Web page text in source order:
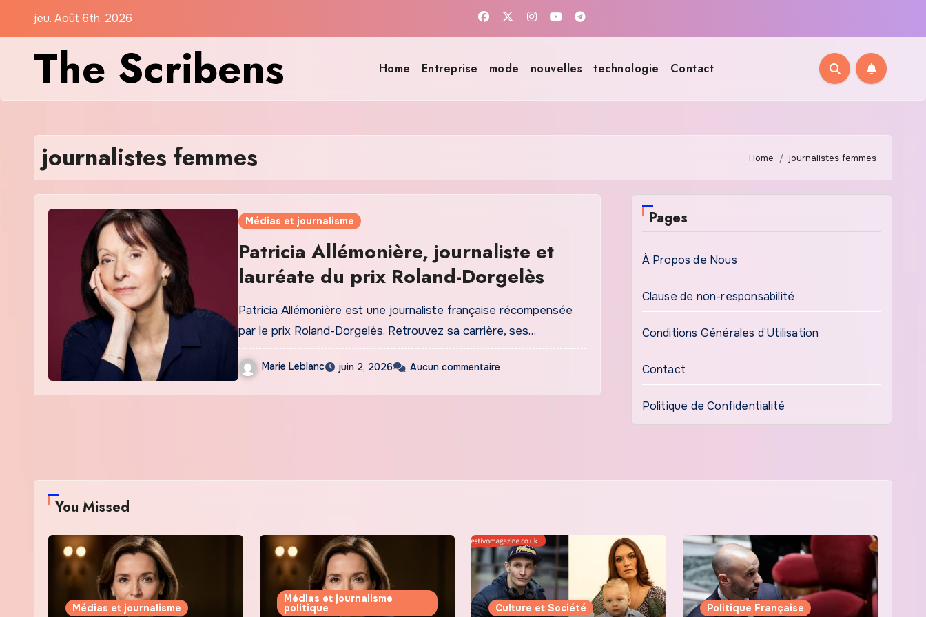
jeu. Août 6th, 2026
The Scribens Home Entreprise mode nouvelles technologie Contact
journalistes femmes Home journalistes femmes
Médias et journalisme
Patricia Allémonière, journaliste et
lauréate du prix Roland-Dorgelès
Patricia Allémonière est une journaliste française récompensée
par le prix Roland-Dorgelès. Retrouvez sa carrière, ses…
Marie Leblanc juin 2, 2026 Aucun commentaire
Pages
À Propos de Nous
Clause de non-responsabilité
Conditions Générales d’Utilisation
Contact
Politique de Confidentialité
You Missed
Médias et journalisme
Médias et journalisme
politique Culture et Société Politique Française